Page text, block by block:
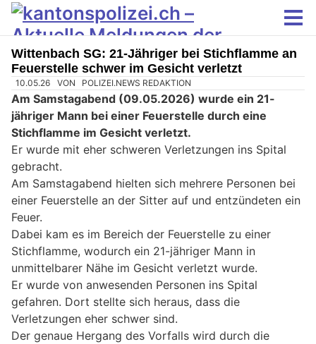
Wittenbach SG: 21-Jähriger bei Stichflamme an
Feuerstelle schwer im Gesicht verletzt
10.05.26 VON POLIZEI.NEWS REDAKTION
Am Samstagabend (09.05.2026) wurde ein 21-
jähriger Mann bei einer Feuerstelle durch eine
Stichflamme im Gesicht verletzt.
Er wurde mit eher schweren Verletzungen ins Spital
gebracht.
Am Samstagabend hielten sich mehrere Personen bei
einer Feuerstelle an der Sitter auf und entzündeten ein
Feuer.
Dabei kam es im Bereich der Feuerstelle zu einer
Stichflamme, wodurch ein 21-jähriger Mann in
unmittelbarer Nähe im Gesicht verletzt wurde.
Er wurde von anwesenden Personen ins Spital
gefahren. Dort stellte sich heraus, dass die
Verletzungen eher schwer sind.
Der genaue Hergang des Vorfalls wird durch die